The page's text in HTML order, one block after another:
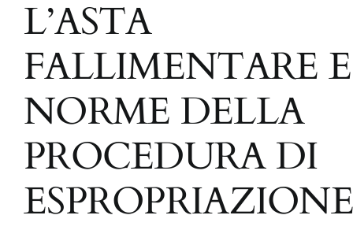
L’ASTA
FALLIMENTARE
NORME DELLA
PROCEDURA DI
ESPROPRIAZIONE